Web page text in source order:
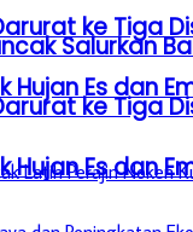
ke Tiga
Hujan Es dan
Salurkan
ke Tiga
Es dan